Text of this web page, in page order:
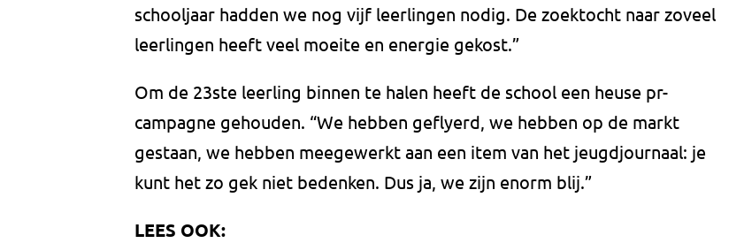
schooljaar hadden we nog vijf leerlingen nodig. De zoektocht naar zoveel
leerlingen heeft veel moeite en energie gekost.”
Om de 23ste leerling binnen te halen heeft de school een heuse pr-
campagne gehouden. “We hebben geflyerd, we hebben op de markt
gestaan, we hebben meegewerkt aan een item van het jeugdjournaal: je
kunt het zo gek niet bedenken. Dus ja, we zijn enorm blij.”
LEES OOK: